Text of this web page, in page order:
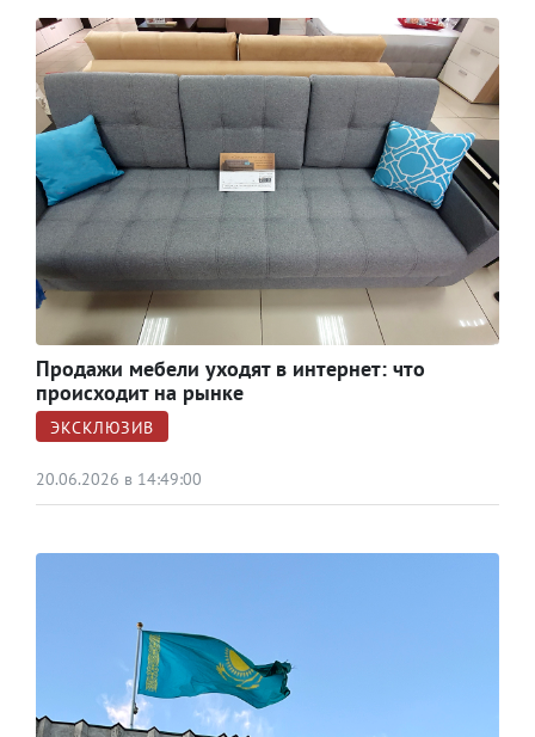
Продажи мебели уходят в интернет: что
происходит на рынке
ЭКСКЛЮЗИВ
20.06.2026 в 14:49:00